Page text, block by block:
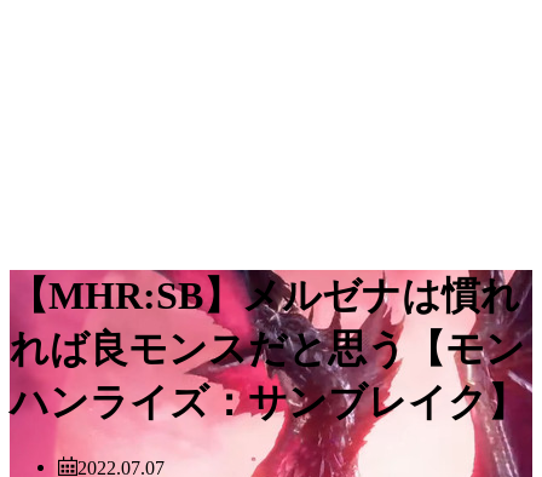
【MHR:SB】メルゼナは慣れ
れば良モンスだと思う【モン
ハンライズ：サンブレイク】
2022.07.07